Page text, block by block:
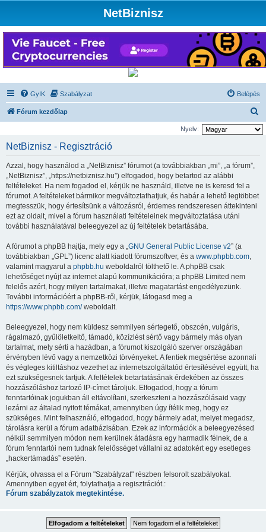
NetBiznisz
GyIK Szabályzat Belépés
Fórum kezdőlap
e
Nyelv:
NetBiznisz - Regisztráció
Azzal, hogy használod a „NetBiznisz” fórumot (a továbbiakban „mi”, „a fórum”,
„NetBiznisz”, „https://netbiznisz.hu”) elfogadod, hogy betartod az alábbi
feltételeket. Ha nem fogadod el, kérjük ne használd, illetve ne is keresd fel a
fórumot. A feltételeket bármikor megváltoztathatjuk, és habár a lehető legtöbbet
megtesszük, hogy értesítsünk a változásról, érdemes rendszeresen áttekinteni
ezt az oldalt, mivel a fórum használati feltételeinek megváltoztatása utáni
további használatával beleegyezel az új feltételek betartásába.
A fórumot a phpBB hajtja, mely egy a „GNU General Public License v2” (a
továbbiakban „GPL”) licenc alatt kiadott fórumszoftver, és a www.phpbb.com,
valamint magyarul a phpbb.hu weboldalról tölthető le. A phpBB csak
lehetőséget nyújt az internet alapú kommunikációra; a phpBB Limited nem
felelős azért, hogy milyen tartalmakat, illetve magatartást engedélyezünk.
További információért a phpBB-ről, kérjük, látogasd meg a
https://www.phpbb.com/weboldalt.
Beleegyezel, hogy nem küldesz semmilyen sértegető, obszcén, vulgáris,
rágalmazó, gyűlöletkeltő, támadó, közízlést sértő vagy bármely más olyan
tartalmat, mely sérti a hazádban, a fórumot kiszolgáló szerver országában
érvényben lévő vagy a nemzetközi törvényeket. A fentiek megsértése azonnali
és végleges kitiltáshoz vezethet az internetszolgáltatód értesítésével együtt, ha
ezt szükségesnek tartjuk. A feltételek betartatásának érdekében az összes
hozzászóláshoz tartozó IP-címet tároljuk. Elfogadod, hogy a fórum
fenntartóinak jogukban áll eltávolítani, szerkeszteni a hozzászólásaid vagy
lezárni az általad nyitott témákat, amennyiben úgy ítélik meg, hogy ez
szükséges. Mint felhasználó, elfogadod, hogy bármely adat, melyet megadsz,
tárolásra kerül a fórum adatbázisában. Ezek az információk a beleegyezésed
nélkül semmilyen módon nem kerülnek átadásra egy harmadik félnek, de a
fórum fenntartói nem tudnak felelősséget vállalni az adatokért egy esetleges
„hackertámadás” esetén.
Kérjük, olvassa el a Fórum "Szabályzat" részben felsorolt szabályokat.
Amennyiben egyet ért, folytathatja a regisztrációt.:
Fórum szabályzatok megtekintése.